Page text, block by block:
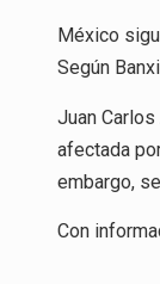
México
Según
Juan
afectada
embargo,
Con